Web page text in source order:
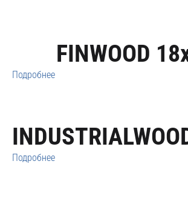
FINWOOD
Подробнее
Подробнее